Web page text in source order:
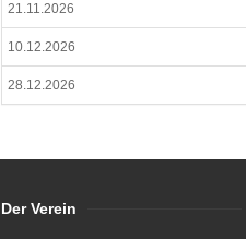
21.11.2026
10.12.2026
28.12.2026
Der Verein